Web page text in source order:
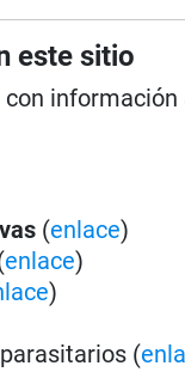
este sitio
con información
(enlace)
enlace)
)
(